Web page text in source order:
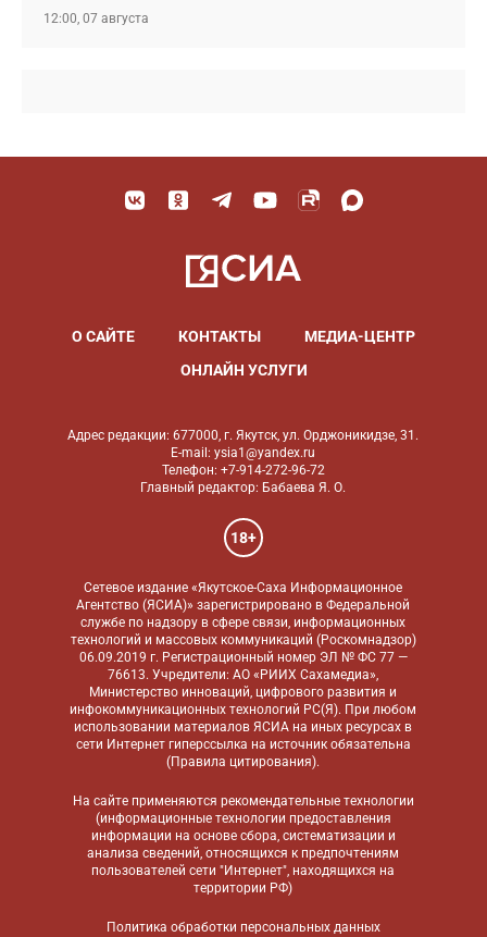
12:00, 07 августа
О САЙТЕ КОНТАКТЫ
МЕДИА-ЦЕНТР
ОНЛАЙН УСЛУГИ
Адрес редакции: 677000, г. Якутск, ул. Орджоникидзе, 31.
E-mail: ysia1@yandex.ru
Телефон: +7-914-272-96-72
Главный редактор: Бабаева Я. О.
18+
Сетевое издание «Якутское-Саха Информационное
Агентство (ЯСИА)» зарегистрировано в Федеральной
службе по надзору в сфере связи, информационных
технологий и массовых коммуникаций (Роскомнадзор)
06.09.2019 г. Регистрационный номер ЭЛ № ФС 77 —
76613. Учредители: АО «РИИХ Сахамедиа»,
Министерство инноваций, цифрового развития и
инфокоммуникационных технологий РС(Я). При любом
использовании материалов ЯСИА на иных ресурсах в
сети Интернет гиперссылка на источник обязательна
(Правила цитирования).
На сайте применяются рекомендательные технологии
(информационные технологии предоставления
информации на основе сбора, систематизации и
анализа сведений, относящихся к предпочтениям
пользователей сети "Интернет", находящихся на
территории РФ)
Политика обработки персональных данных